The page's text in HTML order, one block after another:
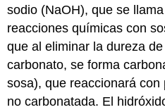
sodio (NaOH), que se
reacciones químicas con
que al eliminar la dureza
carbonato, se forma
sosa), que reaccionará
no carbonatada. El